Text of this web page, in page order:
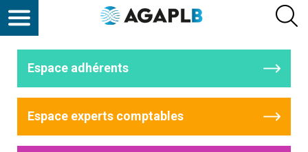
Espace adhérents
Espace experts comptables